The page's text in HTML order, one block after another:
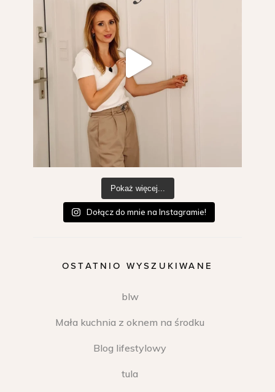
Pokaż więcej...
Dołącz do mnie na Instagramie!
OSTATNIO WYSZUKIWANE
blw
Mała kuchnia z oknem na środku
Blog lifestylowy
tula